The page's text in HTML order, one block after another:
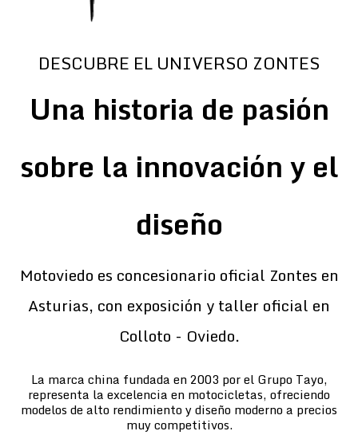
DESCUBRE EL UNIVERSO ZONTES
Una historia de pasión
sobre la innovación y el
diseño
Motoviedo es concesionario oficial Zontes en
Asturias, con exposición y taller oficial en
Colloto - Oviedo.
La marca china fundada en 2003 por el Grupo Tayo,
representa la excelencia en motocicletas, ofreciendo
modelos de alto rendimiento y diseño moderno a precios
muy competitivos.